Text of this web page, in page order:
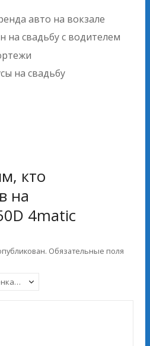
авто на вокзале
на свадьбу с водителем
на свадьбу
кто
на
4matic
Обязательные поля